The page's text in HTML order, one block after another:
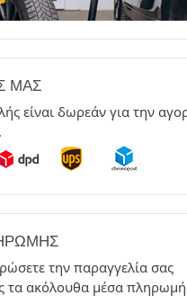
ΜΑΣ
είναι δωρεάν για την
την παραγγελία σας
τα ακόλουθα μέσα